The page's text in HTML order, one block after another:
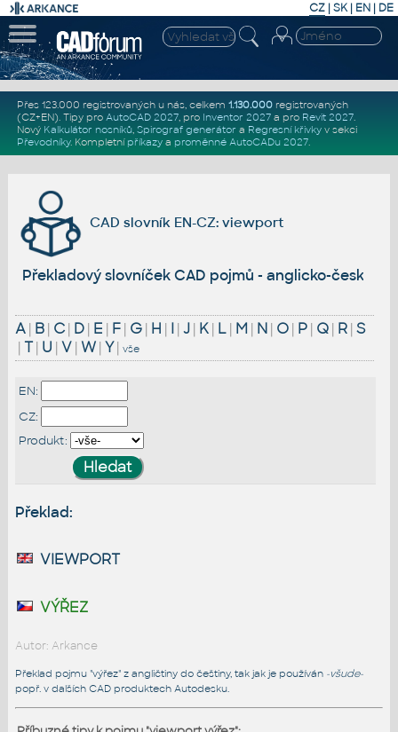
CZ | SK| EN | DE
Přes 123.000 registrovaných u nás, celkem 1.130.000registrovaných
(CZ+EN). Tipy pro AutoCAD 2027, pro Inventor 2027a pro Revit 2027.
Nový Kalkulátor nosníků, Spirograf generátor a Regresní křivkyv sekci
Převodníky. Kompletní příkazya proměnné AutoCADu 2027.
CAD slovník EN-CZ: viewport
Překladový slovníček CAD pojmů - anglicko-český
A| B| C| D| E | F| G| H | I| J| K| L| M| N| O| P| Q| R| S
| T| U | V| W| Y| vše
EN:
CZ:
Produkt:
Překlad:
viewport
výřez
Autor: Arkance
Překlad pojmu "výřez" z angličtiny do češtiny, tak jak je používán -všude-
popř. v dalších CAD produktech Autodesku.